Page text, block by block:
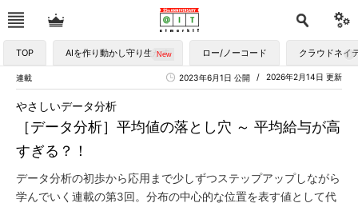
TOP AIを作り動かし守り生かす ロー/ノーコード クラウドネイ
連載 2026年2月14日 更新
2023年6月1日 公開
［データ分析］平均値の落とし穴 ～ 平均給与が高
すぎる？！
やさしいデータ分析
データ分析の初歩から応用まで少しずつステップアップしながら
学んでいく連載の第3回。分布の中心的な位置を表す値として代